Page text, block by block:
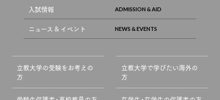
入試情報
ニュース & イベント
立教大学の受験をお考えの
方
立教大学で学びたい海外の
方